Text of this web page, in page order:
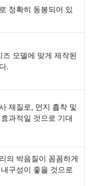
정확히 동봉되어 있
즈 모델에 맞게 제작된
.
재질로, 먼지 흡착 및
과적일 것으로 기대
의 박음질이 꼼꼼하게
구성이 좋을 것으로